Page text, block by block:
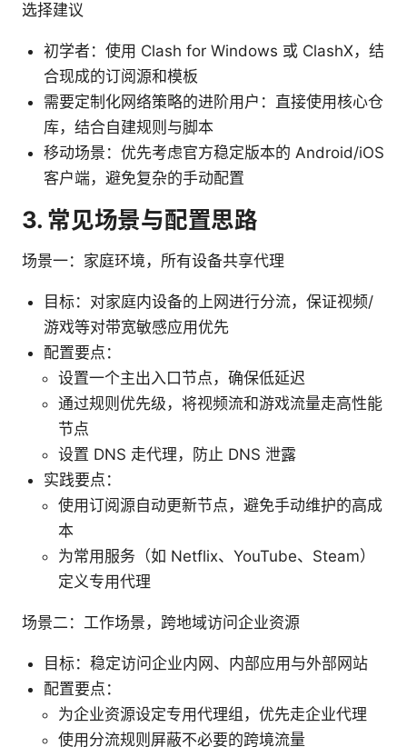
选择建议
初学者：使用 Clash for Windows 或 ClashX，结
合现成的订阅源和模板
需要定制化网络策略的进阶用户：直接使用核心仓
库，结合自建规则与脚本
移动场景：优先考虑官方稳定版本的 Android/iOS
客户端，避免复杂的手动配置
3. 常见场景与配置思路
场景一：家庭环境，所有设备共享代理
目标：对家庭内设备的上网进行分流，保证视频/
游戏等对带宽敏感应用优先
配置要点：
设置一个主出入口节点，确保低延迟
通过规则优先级，将视频流和游戏流量走高性能
节点
设置 DNS 走代理，防止 DNS 泄露
实践要点：
使用订阅源自动更新节点，避免手动维护的高成
本
为常用服务（如 Netflix、YouTube、Steam）
定义专用代理
场景二：工作场景，跨地域访问企业资源
目标：稳定访问企业内网、内部应用与外部网站
配置要点：
为企业资源设定专用代理组，优先走企业代理
使用分流规则屏蔽不必要的跨境流量